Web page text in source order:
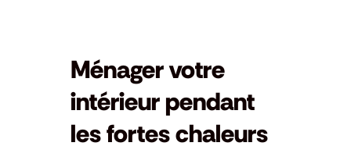
Ménager votre
intérieur pendant
les fortes chaleurs